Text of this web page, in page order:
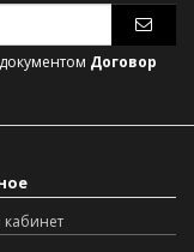
Договор